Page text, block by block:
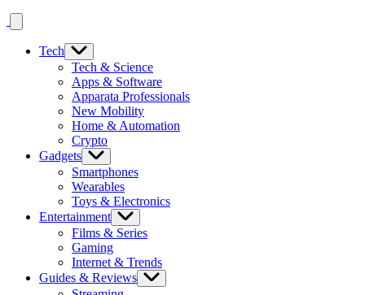
Tech
Tech & Science
Apps & Software
Apparata Professionals
New Mobility
Home & Automation
Crypto
Gadgets
Smartphones
Wearables
Toys & Electronics
Entertainment
Films & Series
Gaming
Internet & Trends
Guides & Reviews